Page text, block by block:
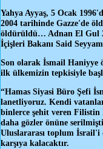
Yahya Ayyaş, 5 Ocak
2004 tarihinde Gazze'de
öldürüldü… Adnan El Gul
İçişleri Bakanı Said
Son olarak İsmail
ilk ülkemizin tepkisiyle
“Hamas Siyasi Büro Şefi
lanetliyoruz. Kendi
binlerce şehit veren Filistin
daha gözler önüne
Uluslararası toplum İsrail'i
karşıya kalacaktır.